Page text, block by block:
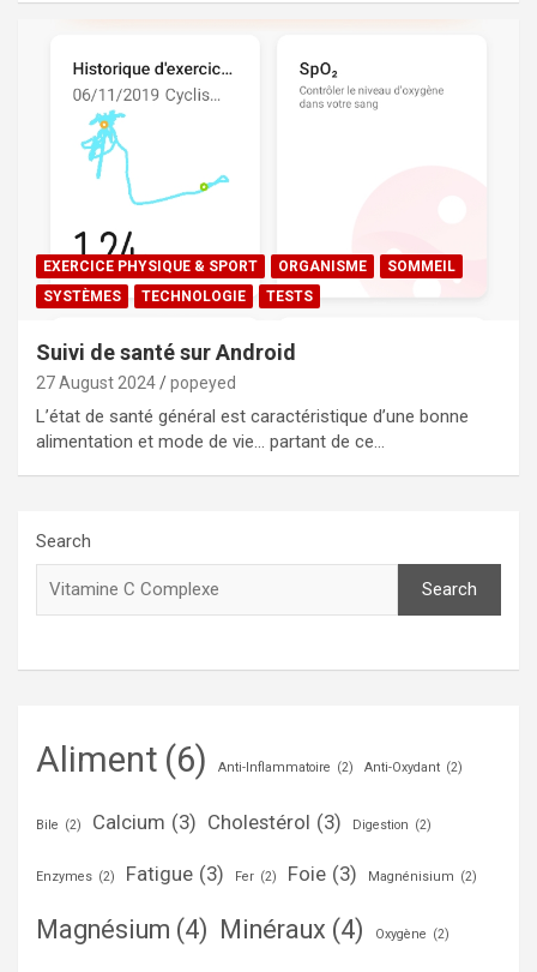
EXERCICE PHYSIQUE & SPORT ORGANISME
SOMMEIL
SYSTÈMES
TECHNOLOGIE TESTS
Suivi de santé sur Android
27 August 2024 popeyed
L’état de santé général est caractéristique d’une bonne
alimentation et mode de vie… partant de ce…
Search
Search
Aliment (6) Anti-Inflammatoire (2) Anti-Oxydant (2)
Bile (2) Calcium (3) Cholestérol (3) Digestion (2)
Enzymes (2) Fatigue (3) Fer (2) Foie (3) Magnénisium (2)
Magnésium (4) Minéraux (4) Oxygène (2)